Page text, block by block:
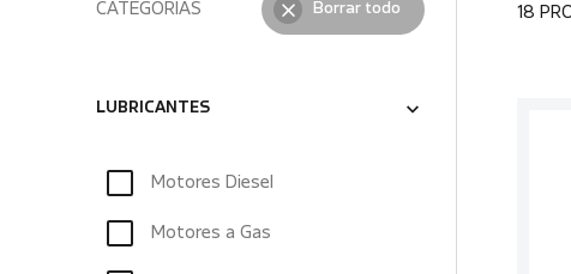
CATEGORÍAS Borrar todo
LUBRICANTES
Motores Diesel
Motores a Gas
18